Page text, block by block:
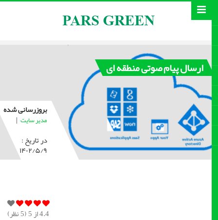
ارسال پیام صوتی منطقه ای
بروزرسانی شده
مدیر سایت |
در تاریخ :
۱۴۰۲/۵/۹
4.4از 5 ( 5نظر)